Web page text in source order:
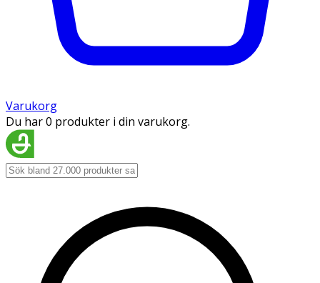
Varukorg
Du har 0 produkter i din varukorg.